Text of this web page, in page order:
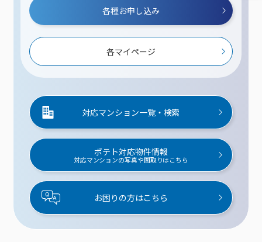
各種お申し込み
各マイページ
対応マンション一覧・検索
ポテト対応物件情報
対応マンションの写真や間取りはこちら
お困りの方はこちら